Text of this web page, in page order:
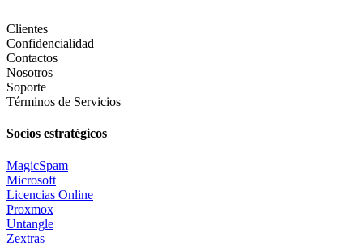
Clientes
Confidencialidad
Contactos
Nosotros
Soporte
Términos de Servicios
Socios estratégicos
MagicSpam
Microsoft
Licencias Online
Proxmox
Untangle
Zextras